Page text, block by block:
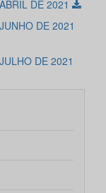
DE 2021
DE 2021
DE 2021